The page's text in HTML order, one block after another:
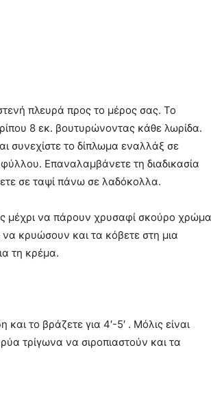
πλευρά προς το μέρος σας. Το
8 εκ. βουτυρώνοντας κάθε λωρίδα.
συνεχίστε το δίπλωμα εναλλάξ σε
Επαναλαμβάνετε τη διαδικασία
σε ταψί πάνω σε λαδόκολλα.
μέχρι να πάρουν χρυσαφί σκούρο χρώμα
κρυώσουν και τα κόβετε στη μια
τη κρέμα.
το βράζετε για 4′-5′ . Μόλις είναι
τρίγωνα να σιροπιαστούν και τα